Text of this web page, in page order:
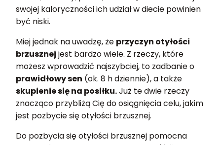
swojej kaloryczności ich udział w diecie powinien
być niski.
Miej jednak na uwadzę, że przyczyn otyłości
brzusznej jest bardzo wiele. Z rzeczy, które
możesz wprowadzić najszybciej, to zadbanie o
prawidłowy sen (ok. 8 h dziennie), a także
skupienie się na posiłku.Już te dwie rzeczy
znacząco przybliżą Cię do osiągnięcia celu, jakim
jest pozbycie się otyłości brzusznej.
Do pozbycia się otyłości brzusznej pomocna